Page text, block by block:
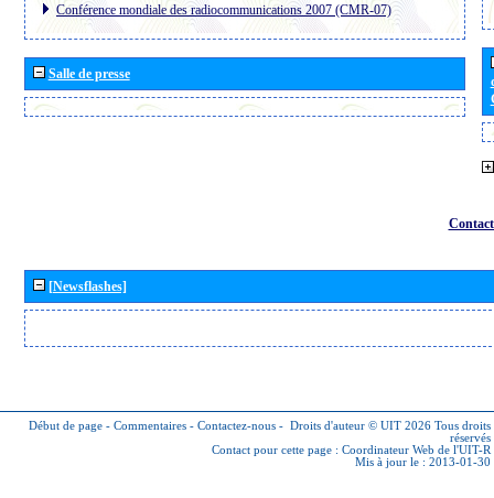
Conférence mondiale des radiocommunications 2007 (CMR-07)
Salle de presse
[Newsflashes]
Début de page - Commentaires - Contactez-nous - Droits d'auteur © UIT 2026 Tous droits
réservés
Contact pour cette page : Coordinateur Web de l'UIT-R
Mis à jour le : 2013-01-30